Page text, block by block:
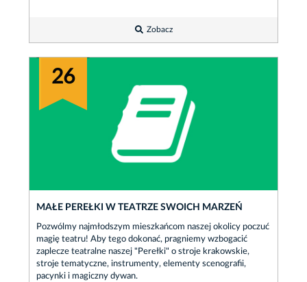
Zobacz
26
MAŁE PEREŁKI W TEATRZE SWOICH MARZEŃ
Pozwólmy najmłodszym mieszkańcom naszej okolicy poczuć
magię teatru! Aby tego dokonać, pragniemy wzbogacić
zaplecze teatralne naszej "Perełki" o stroje krakowskie,
stroje tematyczne, instrumenty, elementy scenografii,
pacynki i magiczny dywan.